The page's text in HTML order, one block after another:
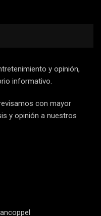
y opinión,
informativo.
con mayor
y opinión a nuestros